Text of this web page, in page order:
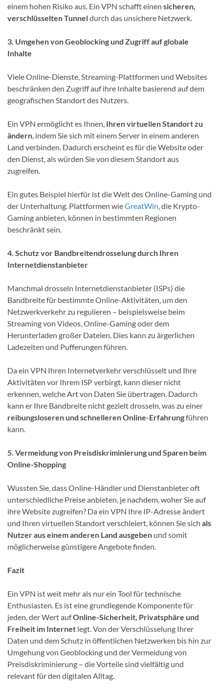
einem hohen Risiko aus. Ein VPN schafft einen sicheren,
verschlüsselten Tunneldurch das unsichere Netzwerk.
3. Umgehen von Geoblocking und Zugriff auf globale
Inhalte
Viele Online-Dienste, Streaming-Plattformen und Websites
beschränken den Zugriff auf ihre Inhalte basierend auf dem
geografischen Standort des Nutzers.
Ein VPN ermöglicht es Ihnen, Ihren virtuellen Standort zu
ändern, indem Sie sich mit einem Server in einem anderen
Land verbinden. Dadurch erscheint es für die Website oder
den Dienst, als würden Sie von diesem Standort aus
zugreifen.
Ein gutes Beispiel hierfür ist die Welt des Online-Gaming und
der Unterhaltung. Plattformen wieGreatWin, die Krypto-
Gaming anbieten, können in bestimmten Regionen
beschränkt sein.
4. Schutz vor Bandbreitendrosselung durch Ihren
Internetdienstanbieter
Manchmal drosseln Internetdienstanbieter (ISPs) die
Bandbreite für bestimmte Online-Aktivitäten, um den
Netzwerkverkehr zu regulieren – beispielsweise beim
Streaming von Videos, Online-Gaming oder dem
Herunterladen großer Dateien. Dies kann zu ärgerlichen
Ladezeiten und Pufferungen führen.
Da ein VPN Ihren Internetverkehr verschlüsselt und Ihre
Aktivitäten vor Ihrem ISP verbirgt, kann dieser nicht
erkennen, welche Art von Daten Sie übertragen. Dadurch
kann er Ihre Bandbreite nicht gezielt drosseln, was zu einer
reibungsloseren und schnelleren Online-Erfahrungführen
kann.
5. Vermeidung von Preisdiskriminierung und Sparen beim
Online-Shopping
Wussten Sie, dass Online-Händler und Dienstanbieter oft
unterschiedliche Preise anbieten, je nachdem, woher Sie auf
ihre Website zugreifen? Da ein VPN Ihre IP-Adresse ändert
und Ihren virtuellen Standort verschleiert, können Sie sich als
Nutzer aus einem anderen Land ausgeben und somit
möglicherweise günstigere Angebote finden.
Fazit
Ein VPN ist weit mehr als nur ein Tool für technische
Enthusiasten. Es ist eine grundlegende Komponente für
jeden, der Wert aufOnline-Sicherheit, Privatsphäre und
Freiheit im Internet legt. Von der Verschlüsselung Ihrer
Daten und dem Schutz in öffentlichen Netzwerken bis hin zur
Umgehung von Geoblocking und der Vermeidung von
Preisdiskriminierung – die Vorteile sind vielfältig und
relevant für den digitalen Alltag.